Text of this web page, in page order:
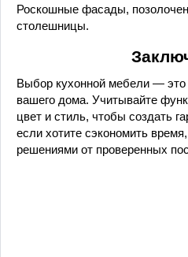
Роскошные фасады,
столешницы.
Выбор кухонной мебели —
вашего дома. Учитывайте
цвет и стиль, чтобы создать
если хотите сэкономить
решениями от проверенных